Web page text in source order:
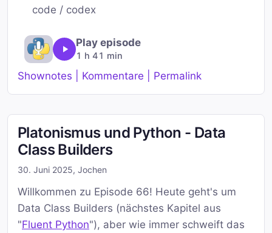
code / codex
Play episode
1 h 41 min
Shownotes | Kommentare | Permalink
Platonismus und Python - Data
Class Builders
30. Juni 2025, Jochen
Willkommen zu Episode 66! Heute geht's um
Data Class Builders (nächstes Kapitel aus
"Fluent Python"), aber wie immer schweift das